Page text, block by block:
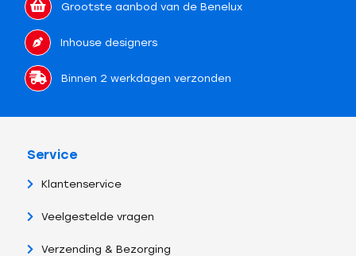
Grootste aanbod van de Benelux
Inhouse designers
Binnen 2 werkdagen verzonden
Service
Klantenservice
Veelgestelde vragen
Verzending & Bezorging